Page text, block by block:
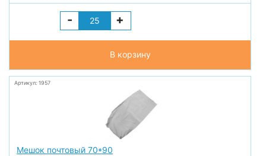
- +
В корзину
Артикул: 1957
Мешок почтовый 70*90